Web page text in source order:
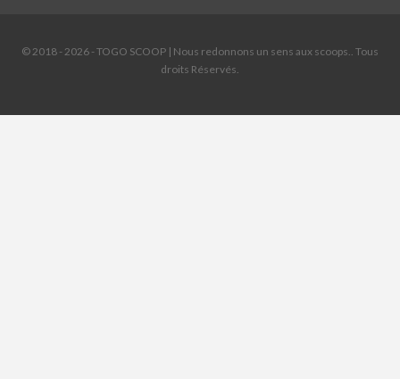
© 2018 - 2026 - TOGO SCOOP | Nous redonnons un sens aux scoops.. Tous
droits Réservés.